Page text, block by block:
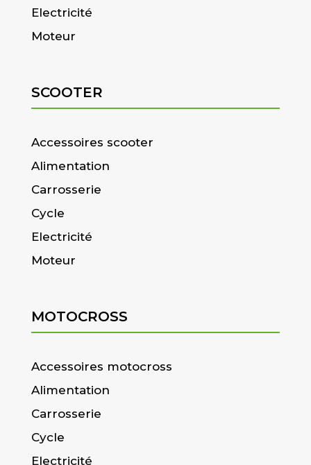
Electricité
Moteur
SCOOTER
Accessoires scooter
Alimentation
Carrosserie
Cycle
Electricité
Moteur
MOTOCROSS
Accessoires motocross
Alimentation
Carrosserie
Cycle
Electricité